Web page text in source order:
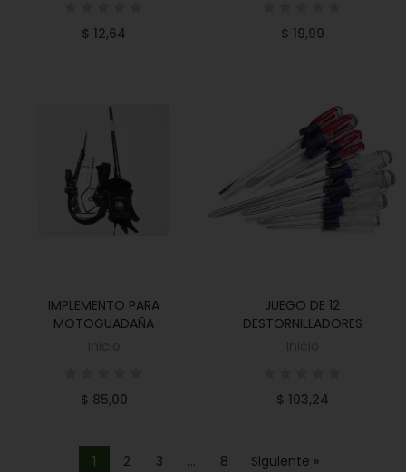
$ 12,64 $ 19,99
AÑADIR AL CARRITO
IMPLEMENTO PARA
MOTOGUADAÑA
$ 85,00
AÑADIR AL CARRITO
JUEGO DE 12
DESTORNILLADORES
$ 103,24
1 2 3 … 8 Siguiente »